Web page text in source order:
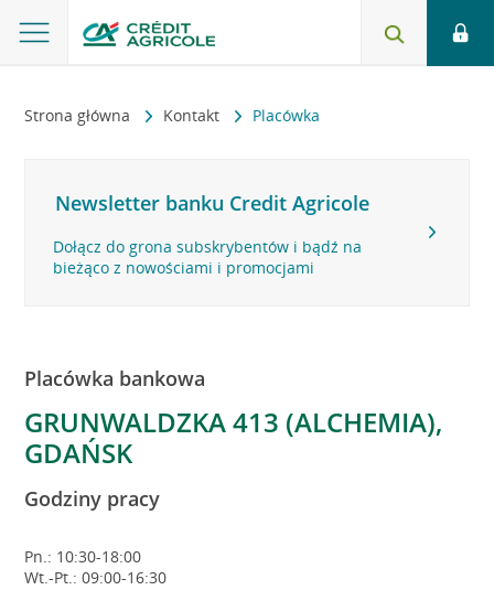
Strona główna Kontakt Placówka
Newsletter banku Credit Agricole
Dołącz do grona subskrybentów i bądź na
bieżąco z nowościami i promocjami
Placówka bankowa
GRUNWALDZKA 413 (ALCHEMIA),
GDAŃSK
Godziny pracy
Pn.: 10:30-18:00
Wt.-Pt.: 09:00-16:30